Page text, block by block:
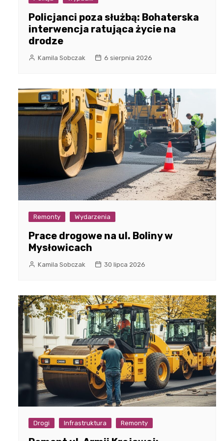
Policjanci poza służbą: Bohaterska
interwencja ratująca życie na
drodze
Kamila Sobczak 6 sierpnia 2026
Remonty Wydarzenia
Prace drogowe na ul. Boliny w
Mysłowicach
Kamila Sobczak 30 lipca 2026
Drogi Infrastruktura Remonty